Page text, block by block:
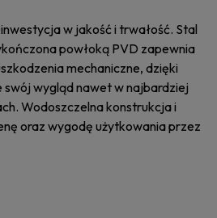
w jakość i trwałość. Stal
powłoką PVD zapewnia
mechaniczne, dzięki
swój wygląd nawet w najbardziej
Wodoszczelna konstrukcja i
oraz wygodę użytkowania przez